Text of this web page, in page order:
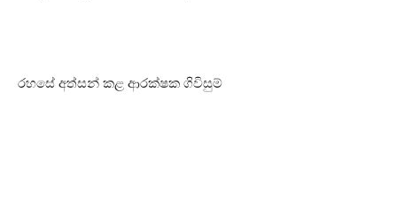
රහසේ අත්සන් කළ ආරක්ෂක ගිවිසුම්